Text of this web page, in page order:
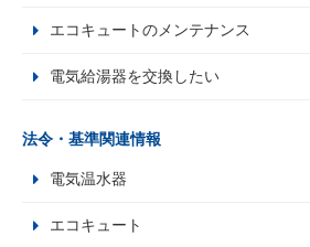
エコキュートのメンテナンス
電気給湯器を交換したい
法令・基準関連情報
電気温水器
エコキュート